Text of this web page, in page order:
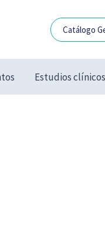
Catálogo
Estudios clínicos